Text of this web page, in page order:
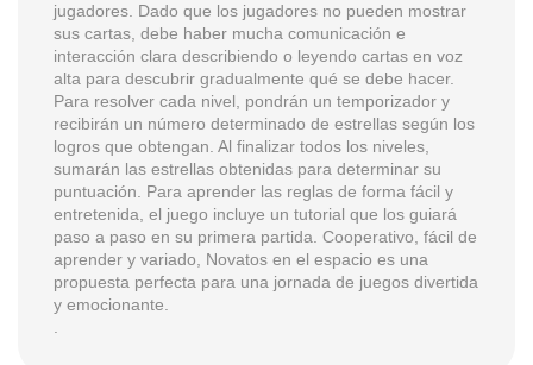
jugadores. Dado que los jugadores no pueden mostrar
sus cartas, debe haber mucha comunicación e
interacción clara describiendo o leyendo cartas en voz
alta para descubrir gradualmente qué se debe hacer.
Para resolver cada nivel, pondrán un temporizador y
recibirán un número determinado de estrellas según los
logros que obtengan. Al finalizar todos los niveles,
sumarán las estrellas obtenidas para determinar su
puntuación. Para aprender las reglas de forma fácil y
entretenida, el juego incluye un tutorial que los guiará
paso a paso en su primera partida. Cooperativo, fácil de
aprender y variado, Novatos en el espacio es una
propuesta perfecta para una jornada de juegos divertida
y emocionante.